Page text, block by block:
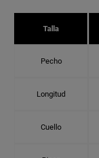
Talla
Pecho
Longitud
Cuello